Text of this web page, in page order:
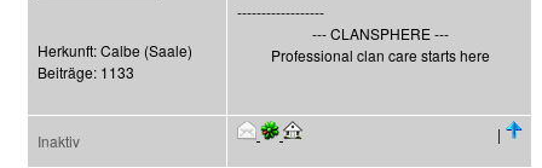
Herkunft: Calbe (Saale)
Beiträge: 1133
------------------
--- CLANSPHERE ---
Professional clan care starts here
Inaktiv |